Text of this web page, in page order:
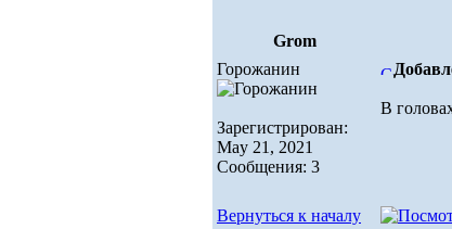
Grom
Горожанин
Зарегистрирован:
May 21, 2021
Сообщения: 3
В
Вернуться к началу